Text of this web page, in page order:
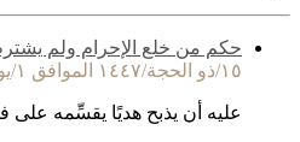
حكم من خلع الإحرام ولم
١٥/ذو الحجة/١٤٤٧ الموافق ١/يونيو/٢٠٢٦
عليه أن يذبح هديًا يقسِّمه على